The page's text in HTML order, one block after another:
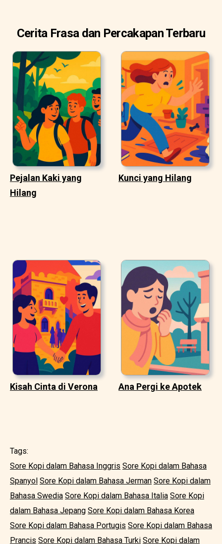
Cerita Frasa dan Percakapan Terbaru
Pejalan Kaki yang
Hilang
Kunci yang Hilang
Kisah Cinta di Verona Ana Pergi ke Apotek
Tags:
Sore Kopi dalam Bahasa Inggris Sore Kopi dalam Bahasa
Spanyol Sore Kopi dalam Bahasa Jerman Sore Kopi dalam
Bahasa Swedia Sore Kopi dalam Bahasa Italia Sore Kopi
dalam Bahasa Jepang Sore Kopi dalam Bahasa Korea
Sore Kopi dalam Bahasa Portugis Sore Kopi dalam Bahasa
Prancis Sore Kopi dalam Bahasa Turki Sore Kopi dalam